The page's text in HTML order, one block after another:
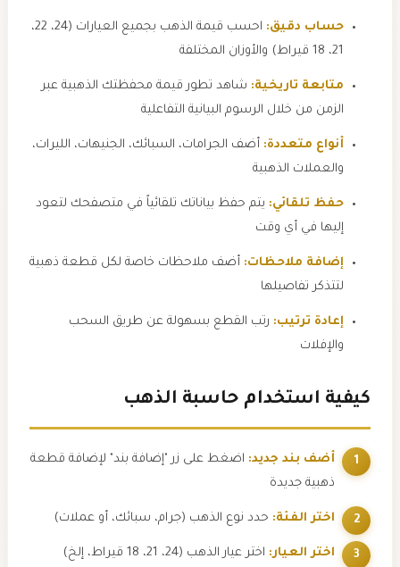
حساب دقيق:
احسب قيمة الذهب بجميع العيارات (24، 22،
21، 18 قيراط) والأوزان المختلفة
متابعة تاريخية:شاهد تطور قيمة محفظتك الذهبية عبر
الزمن من خلال الرسوم البيانية التفاعلية
أنواع متعددة:أضف الجرامات، السبائك، الجنيهات، الليرات،
والعملات الذهبية
حفظ تلقائي:يتم حفظ بياناتك تلقائياً في متصفحك لتعود
إليها في أي وقت
إضافة ملاحظات:أضف ملاحظات خاصة لكل قطعة ذهبية
لتتذكر تفاصيلها
إعادة ترتيب:رتب القطع بسهولة عن طريق السحب
والإفلات
كيفية استخدام حاسبة الذهب
أضف بند جديد:اضغط على زر "إضافة بند" لإضافة قطعة
ذهبية جديدة
اختر الفئة:حدد نوع الذهب (جرام، سبائك، أو عملات)
اختر العيار:اختر عيار الذهب (24، 21، 18 قيراط، إلخ)